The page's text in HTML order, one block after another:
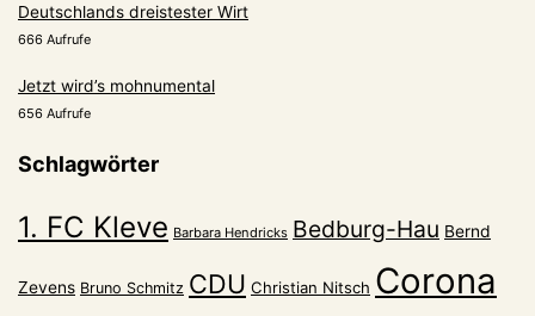
Deutschlands dreistester Wirt
666 Aufrufe
Jetzt wird’s mohnumental
656 Aufrufe
Schlagwörter
1. FC Kleve Barbara Hendricks Bedburg-Hau Bernd
Zevens Bruno Schmitz CDU Christian Nitsch Corona